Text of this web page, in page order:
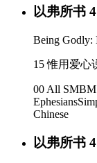
以弗所书
Being Godly:
15 惟用爱心
00 All
Ephesians
Chinese
以弗所书